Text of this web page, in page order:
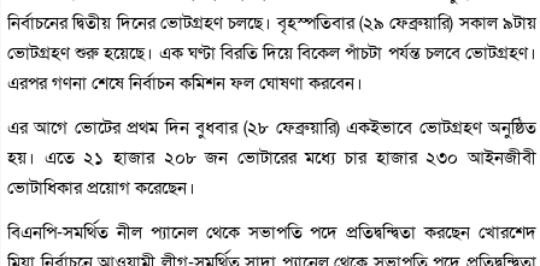
নির্বাচনের দ্বিতীয় দিনের ভোটগ্রহণ চলছে। বৃহস্পতিবার (২৯ ফেব্রুয়ারি) সকাল ৯টায়
ভোটগ্রহণ শুরু হয়েছে। এক ঘণ্টা বিরতি দিয়ে বিকেল পাঁচটা পর্যন্ত চলবে ভোটগ্রহণ।
এরপর গণনা শেষে নির্বাচন কমিশন ফল ঘোষণা করবেন।
এর আগে ভোটের প্রথম দিন বুধবার (২৮ ফেব্রুয়ারি) একইভাবে ভোটগ্রহণ অনুষ্ঠিত
হয়। এতে ২১ হাজার ২০৮ জন ভোটারের মধ্যে চার হাজার ২৩০ আইনজীবী
ভোটাধিকার প্রয়োগ করেছেন।
বিএনপি-সমর্থিত নীল প্যানেল থেকে সভাপতি পদে প্রতিদ্বন্দ্বিতা করছেন খোরশেদ